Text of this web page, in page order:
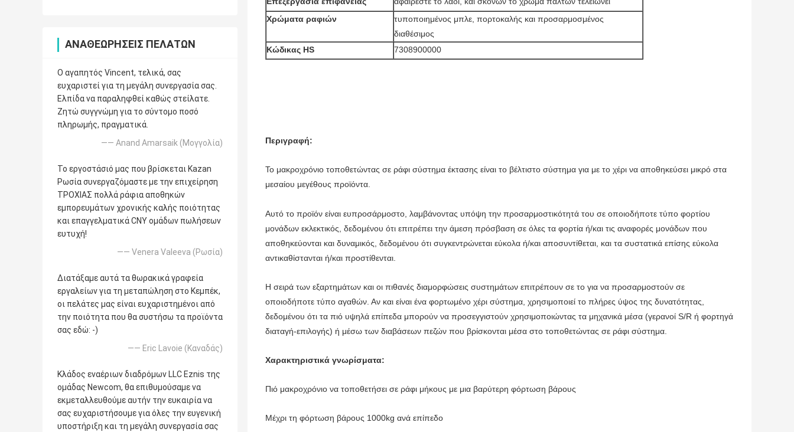
ΑΝΑΘΕΩΡΉΣΕΙΣ ΠΕΛΑΤΏΝ
Ο αγαπητός Vincent, τελικά, σας
ευχαριστεί για τη μεγάλη συνεργασία σας.
Ελπίδα να παραληφθεί καθώς στείλατε.
Ζητώ συγγνώμη για το σύντομο ποσό
πληρωμής, πραγματικά.
—— Anand Amarsaik (Μογγολία)
Το εργοστάσιό μας που βρίσκεται Kazan
Ρωσία συνεργαζόμαστε με την επιχείρηση
ΤΡΟΧΙΑΣ πολλά ράφια αποθηκών
εμπορευμάτων χρονικής καλής ποιότητας
και επαγγελματικά CNY ομάδων πωλήσεων
ευτυχή!
—— Venera Valeeva (Ρωσία)
Διατάξαμε αυτά τα θωρακικά γραφεία
εργαλείων για τη μεταπώληση στο Κεμπέκ,
οι πελάτες μας είναι ευχαριστημένοι από
την ποιότητα που θα συστήσω τα προϊόντα
σας εδώ: -)
—— Eric Lavoie (Καναδάς)
Κλάδος εναέριων διαδρόμων LLC Eznis της
ομάδας Newcom, θα επιθυμούσαμε να
εκμεταλλευθούμε αυτήν την ευκαιρία να
σας ευχαριστήσουμε για όλες την ευγενική
υποστήριξη και τη μεγάλη συνεργασία σας
Χρώματα ραφιών
τυποποιημένος μπλε, πορτοκαλής και προσαρμοσμένος
διαθέσιμος
Κώδικας HS
7308900000
Περιγραφή:
Το μακροχρόνιο τοποθετώντας σε ράφι σύστημα έκτασης είναι το βέλτιστο σύστημα για με το χέρι να αποθηκεύσει μικρό στα
μεσαίου μεγέθους προϊόντα.
Αυτό το προϊόν είναι ευπροσάρμοστο, λαμβάνοντας υπόψη την προσαρμοστικότητά του σε οποιοδήποτε τύπο φορτίου
μονάδων εκλεκτικός, δεδομένου ότι επιτρέπει την άμεση πρόσβαση σε όλες τα φορτία ή/και τις αναφορές μονάδων που
αποθηκεύονται και δυναμικός, δεδομένου ότι συγκεντρώνεται εύκολα ή/και αποσυντίθεται, και τα συστατικά επίσης εύκολα
αντικαθίστανται ή/και προστίθενται.
Η σειρά των εξαρτημάτων και οι πιθανές διαμορφώσεις συστημάτων επιτρέπουν σε το για να προσαρμοστούν σε
οποιοδήποτε τύπο αγαθών. Αν και είναι ένα φορτωμένο χέρι σύστημα, χρησιμοποιεί το πλήρες ύψος της δυνατότητας,
δεδομένου ότι τα πιό υψηλά επίπεδα μπορούν να προσεγγιστούν χρησιμοποιώντας τα μηχανικά μέσα (γερανοί S/R ή φορτηγά
διαταγή-επιλογής) ή μέσω των διαβάσεων πεζών που βρίσκονται μέσα στο τοποθετώντας σε ράφι σύστημα.
Χαρακτηριστικά γνωρίσματα:
Πιό μακροχρόνιο να τοποθετήσει σε ράφι μήκους με μια βαρύτερη φόρτωση βάρους
Μέχρι τη φόρτωση βάρους 1000kg ανά επίπεδο